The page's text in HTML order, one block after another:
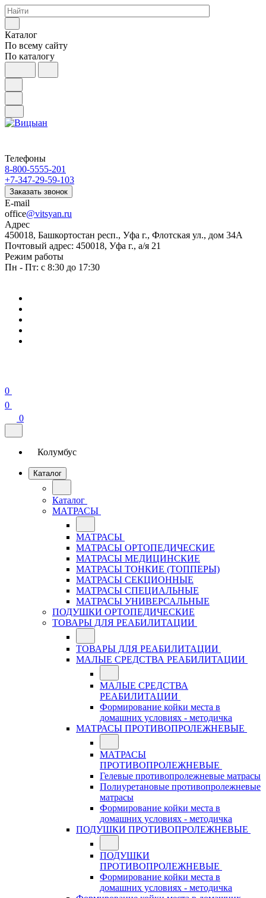
Каталог
По всему сайту
По каталогу
Телефоны
8-800-5555-201
+7-347-29-59-103
Заказать звонок
E-mail
office@vitsyan.ru
Адрес
450018, Башкортостан респ., Уфа г., Флотская ул., дом 34А
Почтовый адрес: 450018, Уфа г., а/я 21
Режим работы
Пн - Пт: с 8:30 до 17:30
0
0
0
Колумбус
Каталог
Каталог
МАТРАСЫ
МАТРАСЫ
МАТРАСЫ ОРТОПЕДИЧЕСКИЕ
МАТРАСЫ МЕДИЦИНСКИЕ
МАТРАСЫ ТОНКИЕ (ТОППЕРЫ)
МАТРАСЫ СЕКЦИОННЫЕ
МАТРАСЫ СПЕЦИАЛЬНЫЕ
МАТРАСЫ УНИВЕРСАЛЬНЫЕ
ПОДУШКИ ОРТОПЕДИЧЕСКИЕ
ТОВАРЫ ДЛЯ РЕАБИЛИТАЦИИ
ТОВАРЫ ДЛЯ РЕАБИЛИТАЦИИ
МАЛЫЕ СРЕДСТВА РЕАБИЛИТАЦИИ
МАЛЫЕ СРЕДСТВА
РЕАБИЛИТАЦИИ
Формирование койки места в
домашних условиях - методичка
МАТРАСЫ ПРОТИВОПРОЛЕЖНЕВЫЕ
МАТРАСЫ
ПРОТИВОПРОЛЕЖНЕВЫЕ
Гелевые противопролежневые матрасы
Полиуретановые противопролежневые
матрасы
Формирование койки места в
домашних условиях - методичка
ПОДУШКИ ПРОТИВОПРОЛЕЖНЕВЫЕ
ПОДУШКИ
ПРОТИВОПРОЛЕЖНЕВЫЕ
Формирование койки места в
домашних условиях - методичка